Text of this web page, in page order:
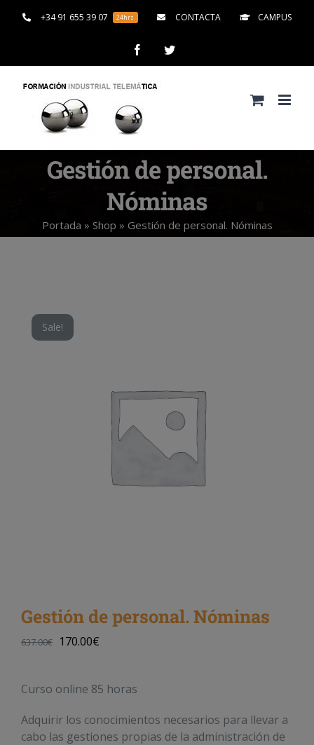
+34 91 655 39 07 24hrs CONTACTA CAMPUS
FacebookTwitter
Gestión de personal.
Nóminas
Portada » Shop » Gestión de personal. Nóminas
Sale!
Gestión de personal. Nóminas
637.00€ 170.00€
Curso online 85 horas
Adquirir los conocimientos necesarios para llevar a
cabo las gestiones propias de la administración de